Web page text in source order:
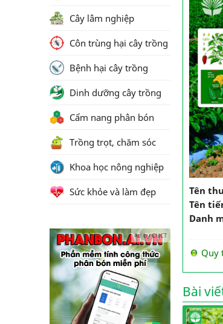
Tên
Tên
Danh
Quy
Bài
Cây lâm nghiệp
Côn trùng hại cây trồng
Bệnh hại cây trồng
Dinh dưỡng cây trồng
Cẩm nang phân bón
Trồng trọt, chăm sóc
Khoa học nông nghiệp
Sức khỏe và làm đẹp
Ad by CNCT